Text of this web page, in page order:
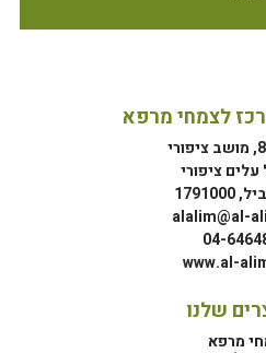
לצמחי מרפא
עלים ציפורי
alalim@al-
04-
www.al-
שלנו
מרפא